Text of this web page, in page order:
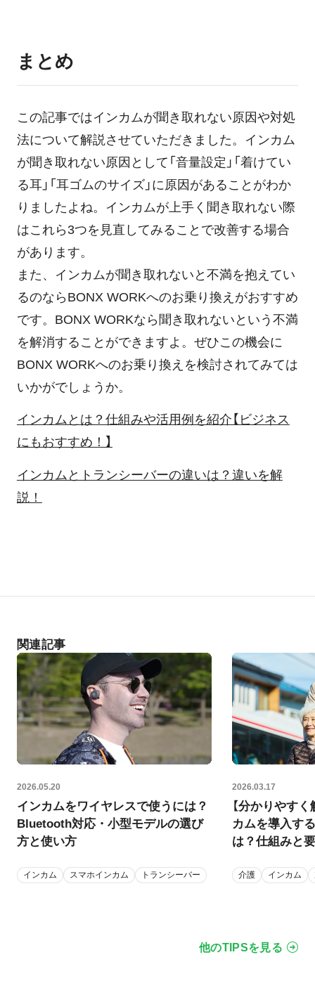
まとめ
この記事ではインカムが聞き取れない原因や対処
法について解説させていただきました。インカム
が聞き取れない原因として「音量設定」「着けてい
る耳」「耳ゴムのサイズ」に原因があることがわか
りましたよね。インカムが上手く聞き取れない際
はこれら3つを見直してみることで改善する場合
があります。
また、インカムが聞き取れないと不満を抱えてい
るのならBONX WORKへのお乗り換えがおすすめ
です。BONX WORKなら聞き取れないという不満
を解消することができますよ。ぜひこの機会に
BONX WORKへのお乗り換えを検討されてみては
いかがでしょうか。
インカムとは？仕組みや活用例を紹介【ビジネス
にもおすすめ！】
インカムとトランシーバーの違いは？違いを解
説！
関連記事
2026.05.20
インカムをワイヤレスで使うには？
Bluetooth対応・小型モデルの選び
方と使い方
インカム スマホインカム トランシーバー
2026.03.17
【分かりやす
カムを導入す
は？仕組みと
介護 インカム
他のTIPSを見る